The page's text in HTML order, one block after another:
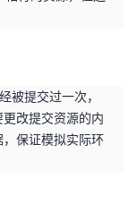
被提交过一次，
改提交资源的内
保证模拟实际环